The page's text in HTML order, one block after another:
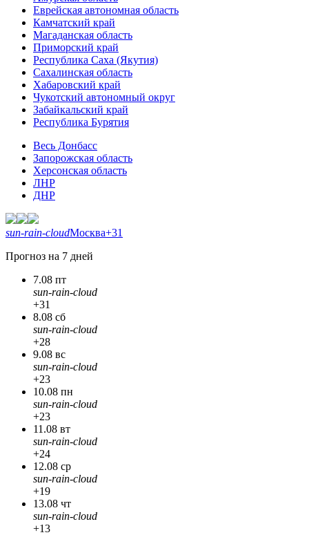
Еврейская автономная область
Камчатский край
Магаданская область
Приморский край
Республика Саха (Якутия)
Сахалинская область
Хабаровский край
Чукотский автономный округ
Забайкальский край
Республика Бурятия
Весь Донбасс
Запорожская область
Херсонская область
ЛНР
ДНР
sun-rain-cloudМосква+31
Прогноз на 7 дней
7.08 пт
sun-rain-cloud
+31
8.08 сб
sun-rain-cloud
+28
9.08 вс
sun-rain-cloud
+23
10.08 пн
sun-rain-cloud
+23
11.08 вт
sun-rain-cloud
+24
12.08 ср
sun-rain-cloud
+19
13.08 чт
sun-rain-cloud
+13